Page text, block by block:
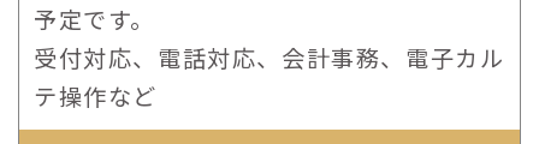
予定です。
受付対応、電話対応、会計事務、電子カル
テ操作など